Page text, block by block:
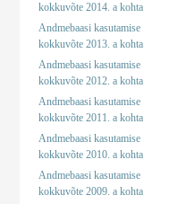
kokkuvõte 2014. a kohta
Andmebaasi kasutamise
kokkuvõte 2013. a kohta
Andmebaasi kasutamise
kokkuvõte 2012. a kohta
Andmebaasi kasutamise
kokkuvõte 2011. a kohta
Andmebaasi kasutamise
kokkuvõte 2010. a kohta
Andmebaasi kasutamise
kokkuvõte 2009. a kohta